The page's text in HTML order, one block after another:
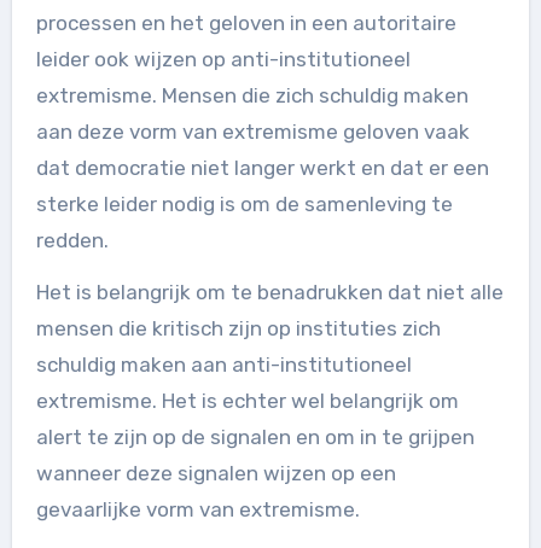
processen en het geloven in een autoritaire
leider ook wijzen op anti-institutioneel
extremisme. Mensen die zich schuldig maken
aan deze vorm van extremisme geloven vaak
dat democratie niet langer werkt en dat er een
sterke leider nodig is om de samenleving te
redden.
Het is belangrijk om te benadrukken dat niet alle
mensen die kritisch zijn op instituties zich
schuldig maken aan anti-institutioneel
extremisme. Het is echter wel belangrijk om
alert te zijn op de signalen en om in te grijpen
wanneer deze signalen wijzen op een
gevaarlijke vorm van extremisme.